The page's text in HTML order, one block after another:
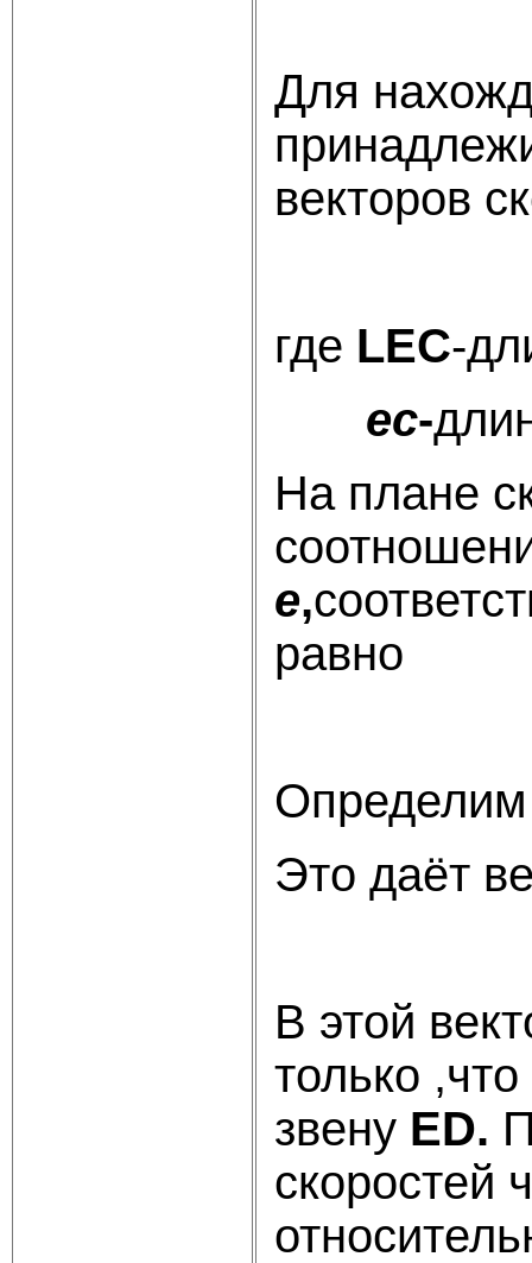
Для
векторов
где LEC-
ec-
На плане
е,
равно
Определим
Это даёт
В этой
только
звену ED.
скоростей